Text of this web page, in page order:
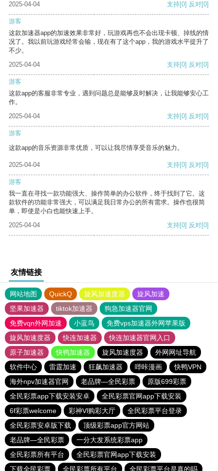
2025-04-04
支持[0] 反对[0]
游客
这款加速器app的加速效果非常好，玩游戏再也不会出现卡顿、掉线的情
况了。我以前玩游戏经常会输，现在有了这个app，我的游戏水平提升了
不少。
2025-04-04
支持[0] 反对[0]
游客
这款app的客服非常专业，遇到问题总是能够及时解决，让我能够安心工
作。
2025-04-04
支持[0] 反对[0]
游客
这款app的音乐资源非常优质，可以让我尽情享受音乐的魅力。
2025-04-04 支持[0] 反对[0]
游客
我一直在寻找一款功能强大、操作简单的办公软件，终于找到了它。这
款软件的功能非常强大，可以满足我日常办公的所有需求。操作也很简
单，即使是小白也能快速上手。
2025-04-04
支持[0] 反对[0]
友情链接
网站地图 QuickQ 旋风加速度器
旋风加速
坚果加速器
tiktok加速器
狗急加速器官网
免费vqn外网加速
小蓝鸟
免费vps加速器外网苹果版
旋风加速度器
快连加速器
快连加速器官网入口
原子加速器
快鸭加速器 旋风加速度器
外网网址导航
软件中心
雷霆加速 狂飙加速器 哔咔漫画
快鸭VPN
海外npv加速器官网
老品牌—全民彩票
原版699彩票
全民彩票app下载安装安卓
全民彩票官网app下载安装
6f彩票welcome
彩神Vl购彩大厅
全民彩票平台登录
全民彩票安卓版下载
顶级彩票app官方网站
老品牌—全民彩票
一分大发系统彩票app
全民彩票所有平台
全民彩票官网app下载安装
下载全民彩票
全民彩票所有平台 全民彩票平台是真的吗